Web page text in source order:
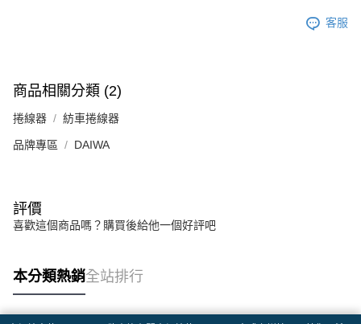
客服
商品相關分類 (2)
捲線器 紡車捲線器
品牌專區 DAIWA
評價
喜歡這個商品嗎？購買後給他一個好評吧
本分類熱銷全站排行